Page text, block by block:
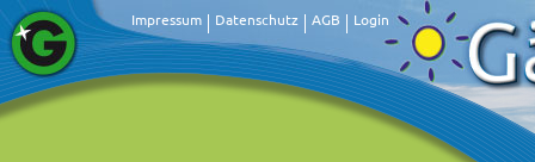
Impressum Datenschutz AGB Login